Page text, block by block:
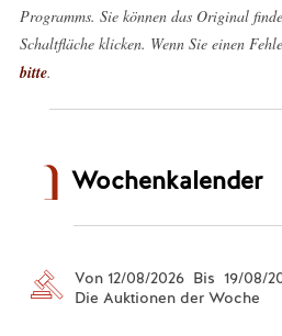
Programms. Sie können das Original
Schaltfläche klicken. Wenn Sie einen
bitte.
Wochenkalender
Von 12/08/2026 Bis 19/08/
Die Auktionen der Woche